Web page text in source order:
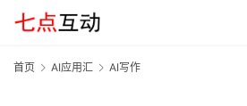
首页 AI应用汇 AI写作